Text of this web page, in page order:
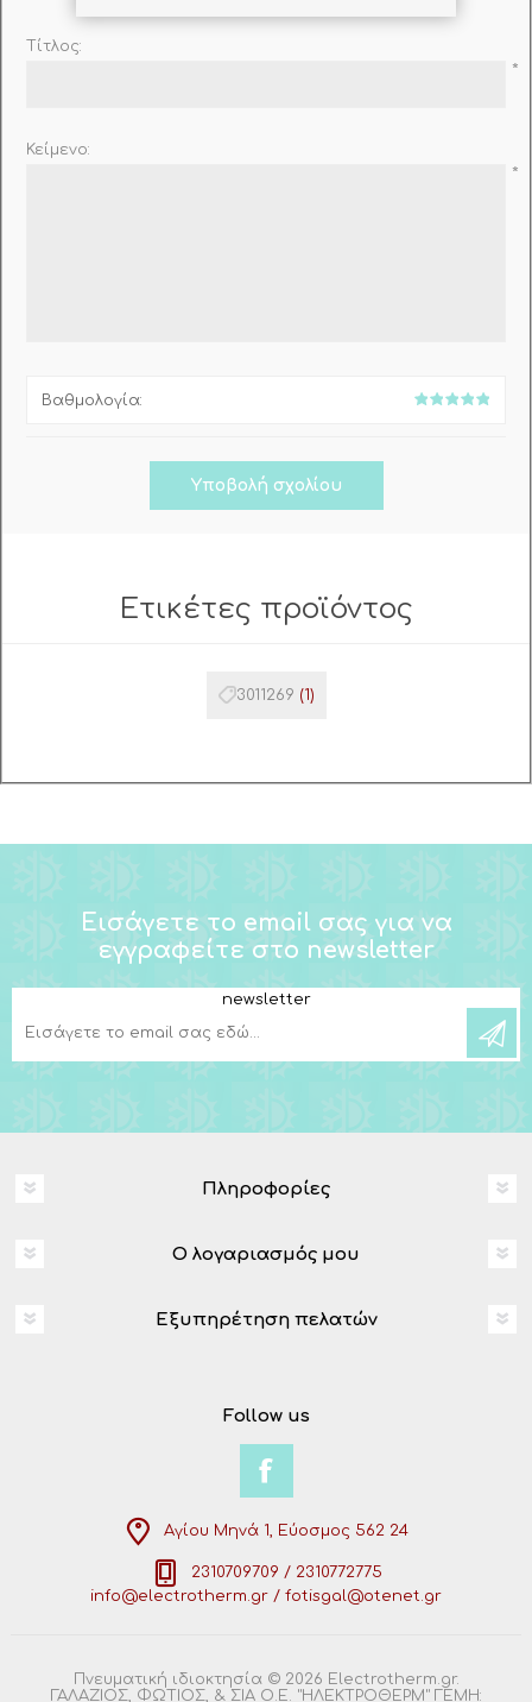
Τίτλος:
*
Κείμενο:
*
Βαθμολογία:
Ετικέτες προϊόντος
3011269 (1)
Εισάγετε το email σας για να
εγγραφείτε στο newsletter
newsletter
Πληροφορίες
Ο λογαριασμός μου
Εξυπηρέτηση πελατών
Follow us
Αγίου Μηνά 1, Εύοσμος 562 24
2310709709 / 2310772775
info@electrotherm.gr / fotisgal@otenet.gr
Πνευματική ιδιοκτησία © 2026 Electrotherm.gr.
ΓΑΛΑΖΙΟΣ, ΦΩΤΙΟΣ, & ΣΙΑ Ο.Ε. "ΗΛΕΚΤΡΟΘΕΡΜ" ΓΕΜΗ: